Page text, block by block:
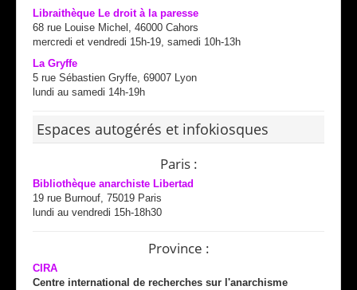
Libraithèque Le droit à la paresse
68 rue Louise Michel, 46000 Cahors
mercredi et vendredi 15h-19, samedi 10h-13h
La Gryffe
5 rue Sébastien Gryffe, 69007 Lyon
lundi au samedi 14h-19h
Espaces autogérés et infokiosques
Paris :
Bibliothèque anarchiste Libertad
19 rue Burnouf, 75019 Paris
lundi au vendredi 15h-18h30
Province :
CIRA
Centre international de recherches sur l'anarchisme